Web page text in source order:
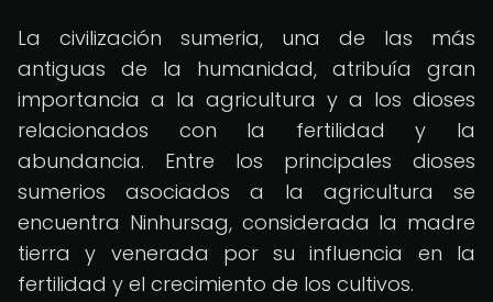
La civilización sumeria, una de las más
antiguas de la humanidad, atribuía gran
importancia a la agricultura y a los dioses
relacionados con la fertilidad y la
abundancia. Entre los principales dioses
sumerios asociados a la agricultura se
encuentra Ninhursag, considerada la madre
tierra y venerada por su influencia en la
fertilidad y el crecimiento de los cultivos.